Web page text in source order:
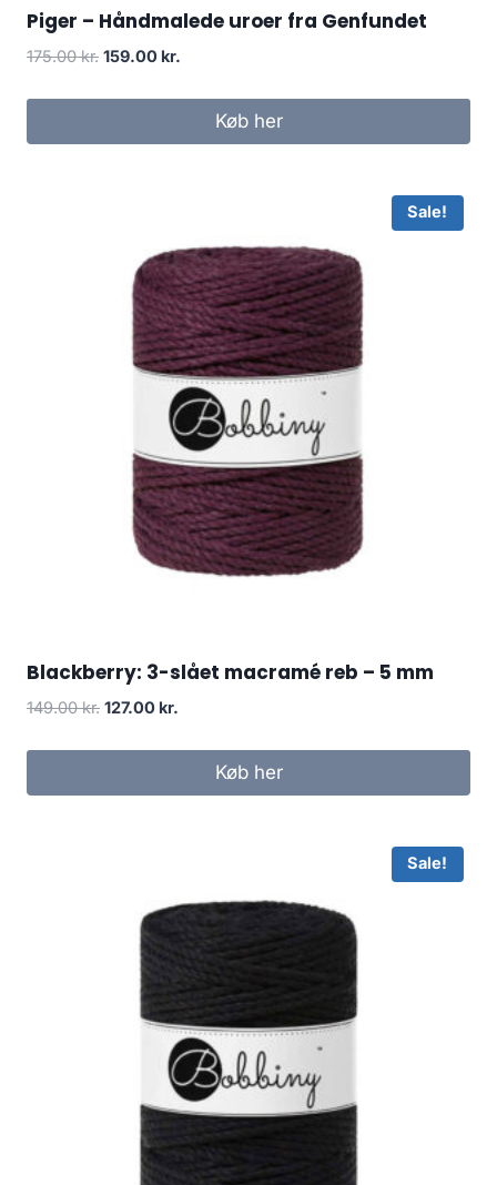
Piger – Håndmalede uroer fra Genfundet
175.00kr. 159.00 kr.
Køb her
Sale!
Blackberry: 3-slået macramé reb – 5 mm
149.00kr. 127.00 kr.
Køb her
Sale!